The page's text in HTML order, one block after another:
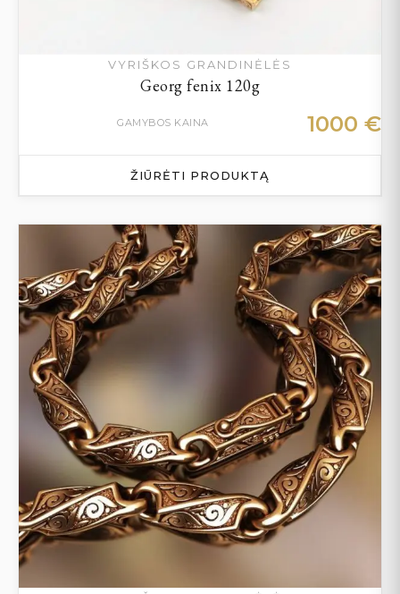
VYRIŠKOS GRANDINĖLĖS
Georg fenix 120g
GAMYBOS KAINA 1000 €
ŽIŪRĖTI PRODUKTĄ